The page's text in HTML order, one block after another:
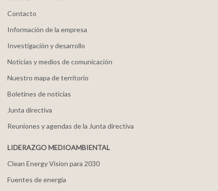
Contacto
Información de la empresa
Investigación y desarrollo
Noticias y medios de comunicación
Nuestro mapa de territorio
Boletines de noticias
Junta directiva
Reuniones y agendas de la Junta directiva
LIDERAZGO MEDIOAMBIENTAL
Clean Energy Vision para 2030
Fuentes de energía